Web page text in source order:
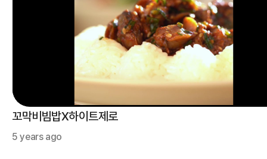
꼬막비빔밥X하이트제로
5 years ago